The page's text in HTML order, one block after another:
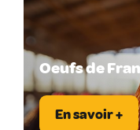
Oeufs de
En savoir +